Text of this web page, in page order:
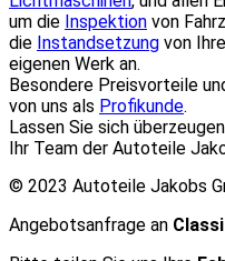
um die Inspektion von
die Instandsetzung von
eigenen Werk an.
Besondere Preisvorteile
von uns als Profikunde.
Lassen Sie sich
Ihr Team der Autoteile
© 2023 Autoteile Jakobs
Angebotsanfrage an